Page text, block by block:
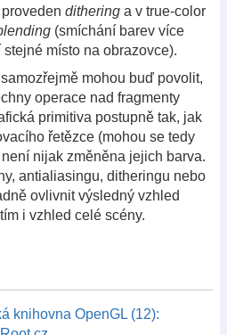
dithering a v true-color
(smíchání barev více
místo na obrazovce).
mohou buď povolit,
operace nad fragmenty
primitiva postupně tak, jak
řetězce (mohou se tedy
nijak změněna jejich barva.
antialiasingu, ditheringu nebo
ovlivnit výsledný vzhled
i vzhled celé scény.
knihovna OpenGL (12):